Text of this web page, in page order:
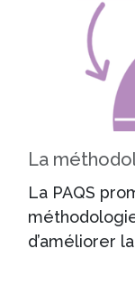
La
La PAQS
d’améliorer